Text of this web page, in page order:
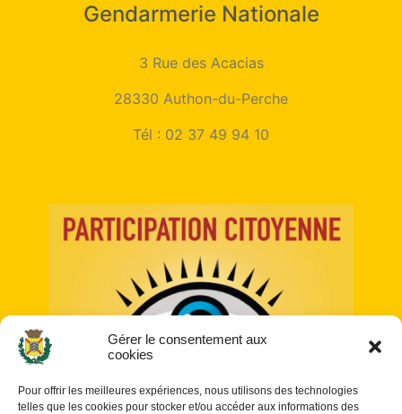
Gérer le consentement aux
cookies
Pour offrir les meilleures expériences, nous utilisons des technologies
telles que les cookies pour stocker et/ou accéder aux informations des
Gendarmerie Nationale
3 Rue des Acacias
28330 Authon-du-Perche
Tél : 02 37 49 94 10